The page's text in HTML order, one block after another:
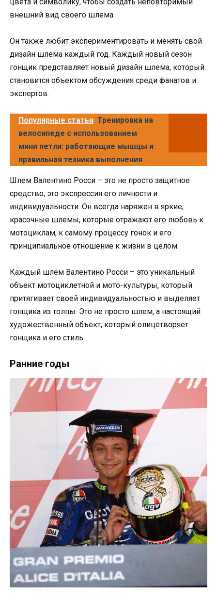
внешний вид своего шлема.
Он также любит экспериментировать и менять свой
дизайн шлема каждый год. Каждый новый сезон
гонщик представляет новый дизайн шлема, который
становится объектом обсуждения среди фанатов и
экспертов.
Популярные статьи Тренировка на
велосипеде с использованием
мини петли: работающие мышцы и
правильная техника выполнения
Шлем Валентино Росси – это не просто защитное
средство, это экспрессия его личности и
индивидуальности. Он всегда наряжен в яркие,
красочные шлемы, которые отражают его любовь к
мотоциклам, к самому процессу гонок и его
принципиальное отношение к жизни в целом.
Каждый шлем Валентино Росси – это уникальный
объект мотоциклетной и мото-культуры, который
притягивает своей индивидуальностью и выделяет
гонщика из толпы. Это не просто шлем, а настоящий
художественный объект, который олицетворяет
гонщика и его стиль.
Ранние годы